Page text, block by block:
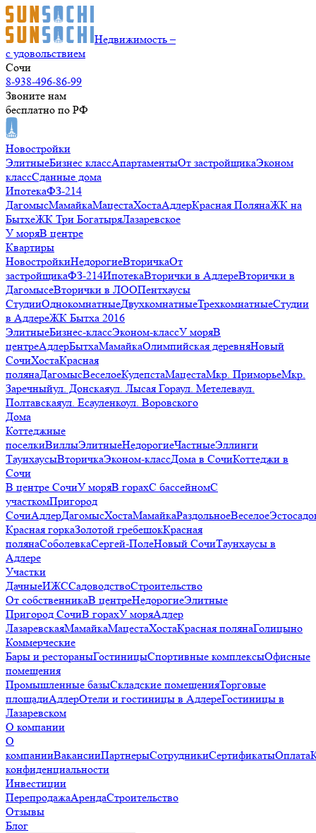
Недвижимость –
с удовольствием
Сочи
8-938-496-86-99
Звоните нам
бесплатно по РФ
Новостройки
ЭлитныеБизнес классАпартаментыОт застройщикаЭконом
классСданные дома
ИпотекаФЗ-214
ДагомысМамайкаМацестаХостаАдлерКрасная ПолянаЖК на
БытхеЖК Три БогатыряЛазаревское
У моряВ центре
Квартиры
НовостройкиНедорогиеВторичкаОт
застройщикаФЗ-214ИпотекаВторички в АдлереВторички в
ДагомысеВторички в ЛООПентхаусы
СтудииОднокомнатныеДвухкомнатныеТрехкомнатныеСтудии
в АдлереЖК Бытха 2016
ЭлитныеБизнес-классЭконом-классУ моряВ
центреАдлерБытхаМамайкаОлимпийская деревняНовый
СочиХостаКрасная
полянаДагомысВеселоеКудепстаМацестаМкр. ПриморьеМкр.
Заречныйул. Донскаяул. Лысая Гораул. Метелеваул.
Полтавскаяул. Есауленкоул. Воровского
Дома
Коттеджные
поселкиВиллыЭлитныеНедорогиеЧастныеЭллинги
ТаунхаусыВторичкаЭконом-классДома в СочиКоттеджи в
Сочи
В центре СочиУ моряВ горахС бассейномС
участкомПригород
СочиАдлерДагомысХостаМамайкаРаздольноеВеселое
Красная горкаЗолотой гребешокКрасная
полянаСоболевкаСергей-ПолеНовый СочиТаунхаусы в
Адлере
Участки
ДачныеИЖССадоводствоСтроительство
От собственникаВ центреНедорогиеЭлитные
Пригород СочиВ горахУ моряАдлер
ЛазаревскаяМамайкаМацестаХостаКрасная полянаГолицыно
Коммерческие
Бары и рестораныГостиницыСпортивные комплексыОфисные
помещения
Промышленные базыСкладские помещенияТорговые
площадиАдлерОтели и гостиницы в АдлереГостиницы в
Лазаревском
О компании
О
компанииВакансииПартнерыСотрудникиСертификатыОплата
конфиденциальности
Инвестиции
ПерепродажаАрендаСтроительство
Отзывы
Блог